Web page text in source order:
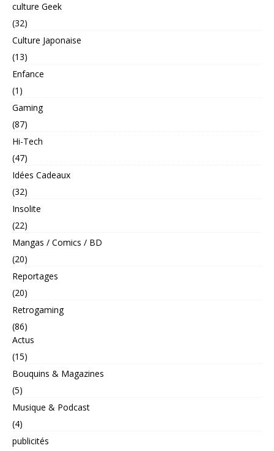
culture Geek
(32)
Culture Japonaise
(13)
Enfance
(1)
Gaming
(87)
Hi-Tech
(47)
Idées Cadeaux
(32)
Insolite
(22)
Mangas / Comics / BD
(20)
Reportages
(20)
Retrogaming
(86)
Actus
(15)
Bouquins & Magazines
(5)
Musique & Podcast
(4)
publicités